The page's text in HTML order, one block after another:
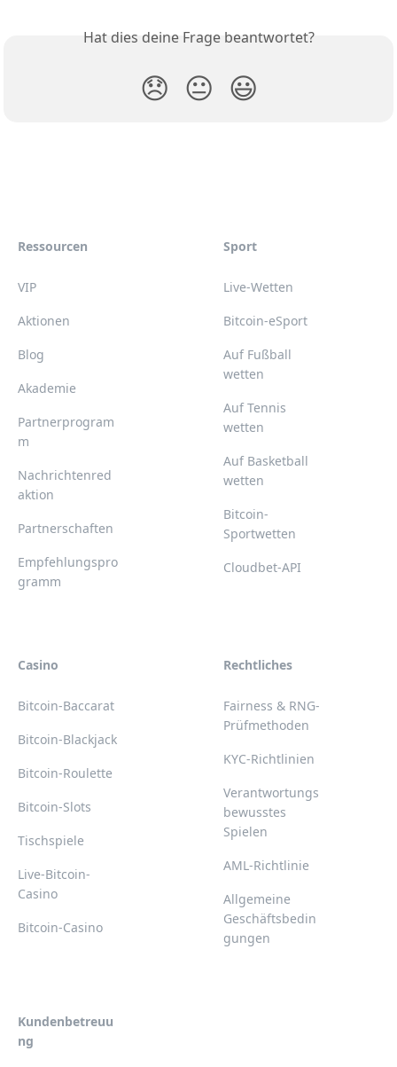
Hat dies deine Frage beantwortet?
😞 😐 😃
Ressourcen
VIP
Aktionen
Blog
Akademie
Partnerprogram
m
Nachrichtenred
aktion
Partnerschaften
Empfehlungspro
gramm
Sport
Live-Wetten
Bitcoin-eSport
Auf Fußball
wetten
Auf Tennis
wetten
Auf Basketball
wetten
Bitcoin-
Sportwetten
Cloudbet-API
Casino
Bitcoin-Baccarat
Bitcoin-Blackjack
Bitcoin-Roulette
Bitcoin-Slots
Tischspiele
Live-Bitcoin-
Casino
Bitcoin-Casino
Rechtliches
Fairness & RNG-
Prüfmethoden
KYC-Richtlinien
Verantwortungs
bewusstes
Spielen
AML-Richtlinie
Allgemeine
Geschäftsbedin
gungen
Kundenbetreuu
ng